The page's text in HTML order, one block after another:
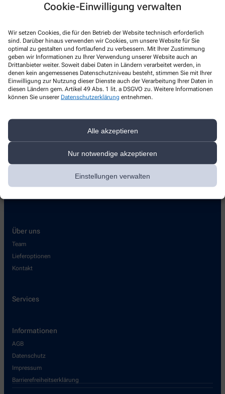
Cookie-Einwilligung verwalten
Wir setzen Cookies, die für den Betrieb der Website technisch erforderlich
sind. Darüber hinaus verwenden wir Cookies, um unsere Website für Sie
optimal zu gestalten und fortlaufend zu verbessern. Mit Ihrer Zustimmung
geben wir Informationen zu Ihrer Verwendung unserer Website auch an
Drittanbieter weiter. Soweit dabei Daten in Ländern verarbeitet werden, in
denen kein angemessenes Datenschutzniveau besteht, stimmen Sie mit Ihrer
Einwilligung zur Nutzung dieser Dienste auch der Verarbeitung Ihrer Daten in
diesen Ländern gem. Artikel 49 Abs. 1 lit. a DSGVO zu. Weitere Informationen
können Sie unserer Datenschutzerklärung entnehmen.
Alle akzeptieren
Nur notwendige akzeptieren
Einstellungen verwalten
Recent Comments
A WordPress CommenterzuHello world!
Kontakt
+49-7151909581
Über uns
Team
Lieferoptionen
Kontakt
Services
Informationen
AGB
Datenschutz
Impressum
Barrierefreiheitserklärung